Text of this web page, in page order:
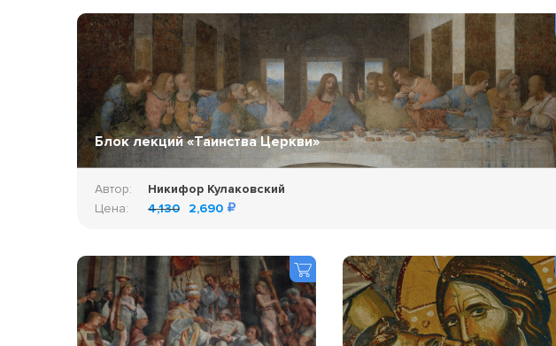
Блок лекций «Таинства Церкви»
Автор:
Никифор Кулаковский
Цена:
4,130 2,690